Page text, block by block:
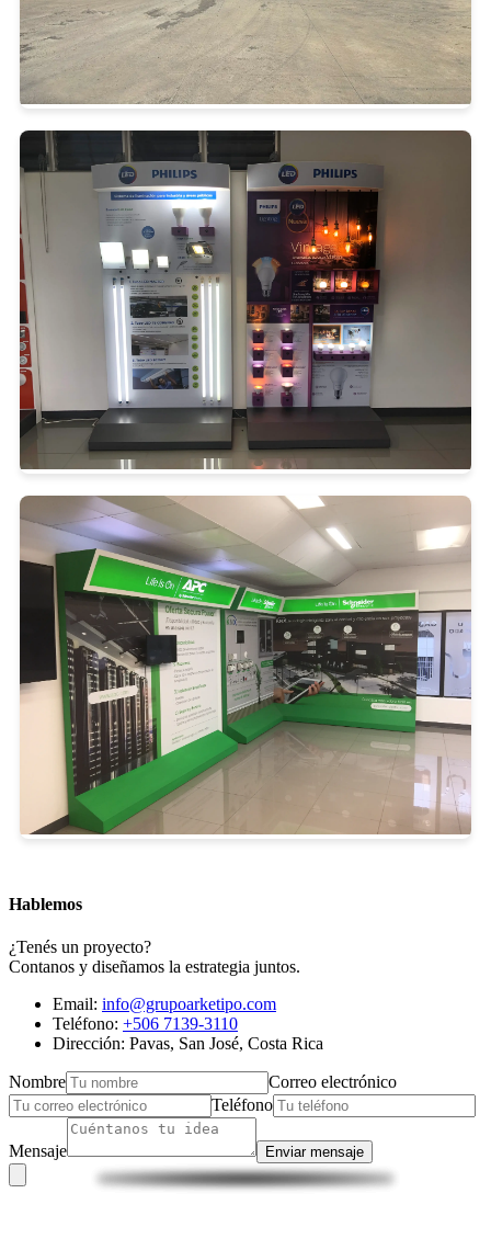
Hablemos
¿Tenés un proyecto?
Contanos y diseñamos la estrategia juntos.
Email: info@grupoarketipo.com
Teléfono: +506 7139-3110
Dirección: Pavas, San José, Costa Rica
Nombre
Correo electrónico
Teléfono
Mensaje Enviar mensaje